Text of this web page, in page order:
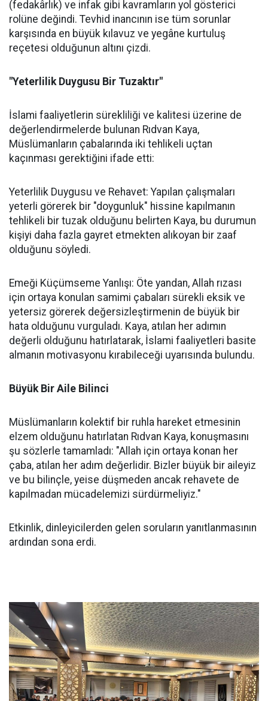
(fedakârlık) ve infak gibi kavramların yol gösterici
rolüne değindi. Tevhid inancının ise tüm sorunlar
karşısında en büyük kılavuz ve yegâne kurtuluş
reçetesi olduğunun altını çizdi.
"Yeterlilik Duygusu Bir Tuzaktır"
İslami faaliyetlerin sürekliliği ve kalitesi üzerine de
değerlendirmelerde bulunan Rıdvan Kaya,
Müslümanların çabalarında iki tehlikeli uçtan
kaçınması gerektiğini ifade etti:
Yeterlilik Duygusu ve Rehavet: Yapılan çalışmaları
yeterli görerek bir "doygunluk" hissine kapılmanın
tehlikeli bir tuzak olduğunu belirten Kaya, bu durumun
kişiyi daha fazla gayret etmekten alıkoyan bir zaaf
olduğunu söyledi.
Emeği Küçümseme Yanlışı: Öte yandan, Allah rızası
için ortaya konulan samimi çabaları sürekli eksik ve
yetersiz görerek değersizleştirmenin de büyük bir
hata olduğunu vurguladı. Kaya, atılan her adımın
değerli olduğunu hatırlatarak, İslami faaliyetleri basite
almanın motivasyonu kırabileceği uyarısında bulundu.
Büyük Bir Aile Bilinci
Müslümanların kolektif bir ruhla hareket etmesinin
elzem olduğunu hatırlatan Rıdvan Kaya, konuşmasını
şu sözlerle tamamladı: "Allah için ortaya konan her
çaba, atılan her adım değerlidir. Bizler büyük bir aileyiz
ve bu bilinçle, yeise düşmeden ancak rehavete de
kapılmadan mücadelemizi sürdürmeliyiz."
Etkinlik, dinleyicilerden gelen soruların yanıtlanmasının
ardından sona erdi.